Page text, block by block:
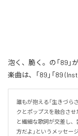
泡く、脆く。の「89
楽曲は、「89」「89
誰もが抱える「生きづら
クとポップスを融合さ
と繊細な歌詞が交差し
方だよ」というメッセー